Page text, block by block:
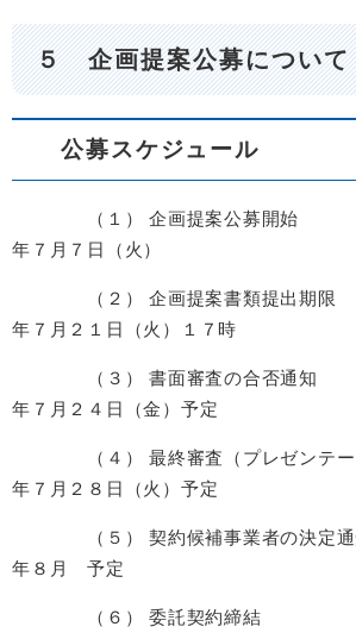
５ 企画提案公募について
公募スケジュール
（１） 企画提案公募
年７月７日（火）
（２） 企画提案書類提出
年７月２１日（火）１７時
（３） 書面審査の合否
年７月２４日（金）予定
（４） 最終審査（プレゼンテー
年７月２８日（火）予定
（５） 契約候補事業者の決
年８月 予定
（６） 委託契約締